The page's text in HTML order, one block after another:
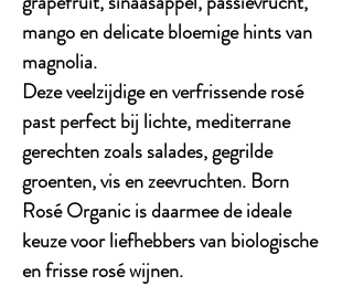
mango en delicate bloemige hints van
magnolia.
Deze veelzijdige en verfrissende rosé
past perfect bij lichte, mediterrane
gerechten zoals salades, gegrilde
groenten, vis en zeevruchten. Born
Rosé Organic is daarmee de ideale
keuze voor liefhebbers van biologische
en frisse rosé wijnen.